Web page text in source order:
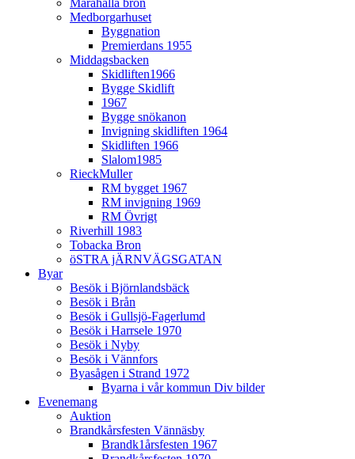
Marahälla bron
Medborgarhuset
Byggnation
Premierdans 1955
Middagsbacken
Skidliften1966
Bygge Skidlift
1967
Bygge snökanon
Invigning skidliften 1964
Skidliften 1966
Slalom1985
RieckMuller
RM bygget 1967
RM invigning 1969
RM Övrigt
Riverhill 1983
Tobacka Bron
öSTRA jÄRNVÄGSGATAN
Byar
Besök i Björnlandsbäck
Besök i Brån
Besök i Gullsjö-Fagerlumd
Besök i Harrsele 1970
Besök i Nyby
Besök i Vännfors
Byasågen i Strand 1972
Byarna i vår kommun Div bilder
Evenemang
Auktion
Brandkårsfesten Vännäsby
Brandk1årsfesten 1967